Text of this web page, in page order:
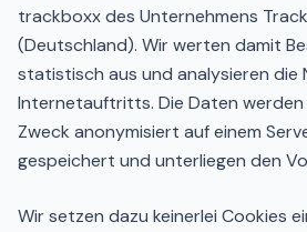
trackboxx des Unternehmens
(Deutschland). Wir werten damit
statistisch aus und analysieren die
Internetauftritts. Die Daten werden
Zweck anonymisiert auf einem
gespeichert und unterliegen den
Wir setzen dazu keinerlei Cookies